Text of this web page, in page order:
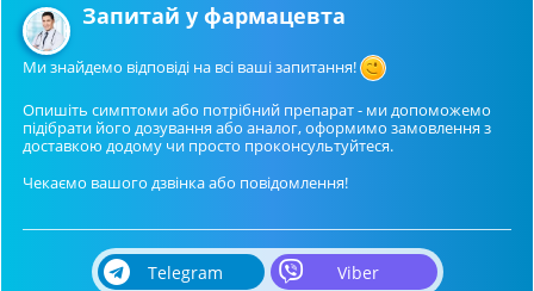
Запитай у фармацевта
Ми знайдемо відповіді на всі ваші запитання!
Опишіть симптоми або потрібний препарат - ми допоможемо
підібрати його дозування або аналог, оформимо замовлення з
доставкою додому чи просто проконсультуйтеся.
Чекаємо вашого дзвінка або повідомлення!
Telegram Viber